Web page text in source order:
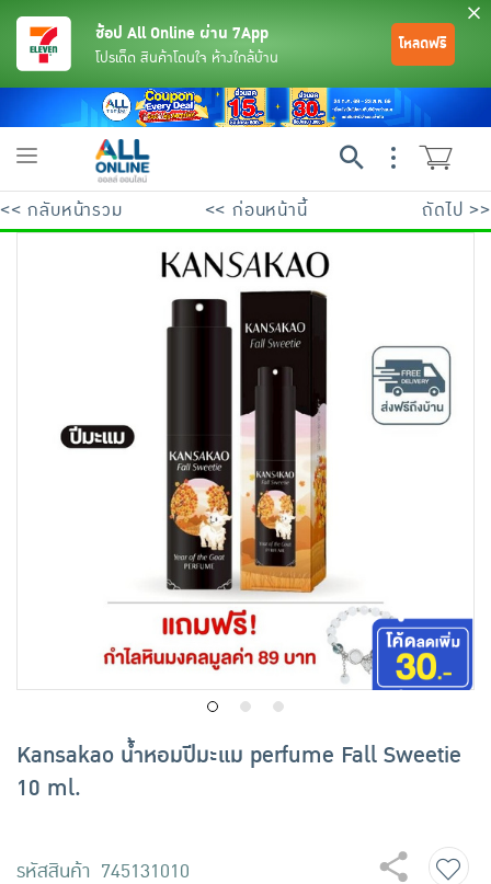
อาหารสด ผัก ผลไม้และเบเกอรี่
ช้อป All Online ผ่าน 7App
โปรเด็ด สินค้าโดนใจ ห้างใกล้บ้าน
โหลดฟรี
Toggle
<< กลับหน้ารวม << ก่อนหน้านี้ ถัดไป >>
Kansakao น้ำหอมปีมะแม perfume Fall Sweetie
10 ml.
รหัสสินค้า 745131010